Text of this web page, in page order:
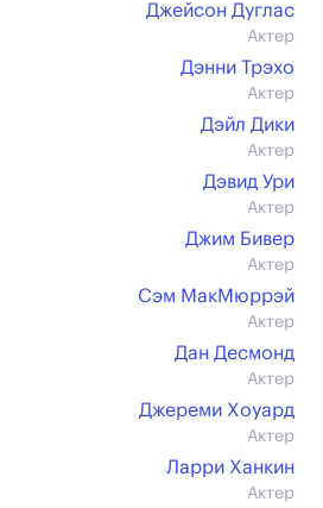
Джейсон Дуглас
Актер
Дэнни Трэхо
Актер
Дэйл Дики
Актер
Дэвид Ури
Актер
Джим Бивер
Актер
Сэм МакМюррэй
Актер
Дан Десмонд
Актер
Джереми Хоуард
Актер
Ларри Ханкин
Актер